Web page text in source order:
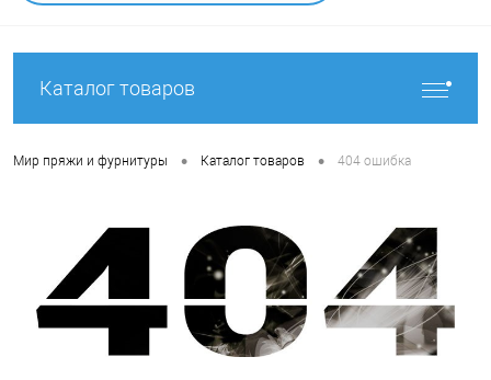
Каталог товаров
Мир пряжи и фурнитуры • Каталог товаров • 404 ошибка